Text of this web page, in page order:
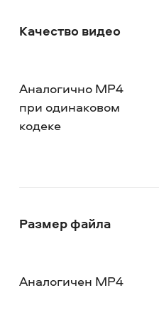
Качество видео
Аналогично MP4
при одинаковом
кодеке
Размер файла
Аналогичен MP4